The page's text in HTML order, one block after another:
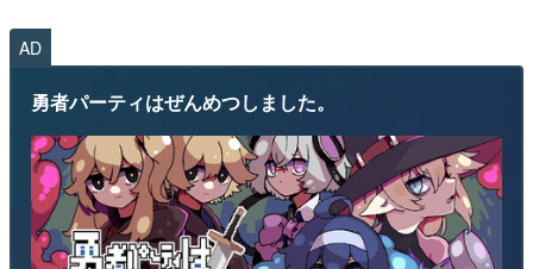
AD
勇者パーティはぜんめつしました。